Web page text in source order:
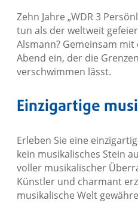
Zehn Jahre „WDR 3
tun als der weltweit
Alsmann? Gemeinsam
Abend ein, der die
verschwimmen lässt.
Einzigartige
Erleben Sie eine
kein musikalisches Stein
voller musikalischer
Künstler und charmant
musikalische Welt